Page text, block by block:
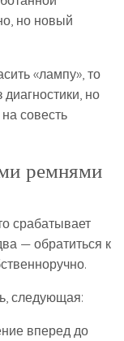
но новый
«лампу», то
диагностики, но
совесть
ремнями
срабатывает
— обратиться к
следующая:
вперед до